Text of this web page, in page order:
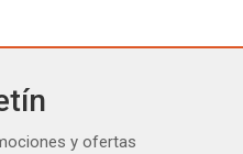
y ofertas